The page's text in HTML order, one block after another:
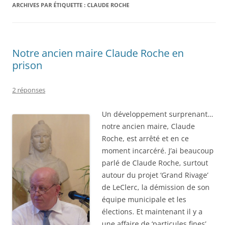
ARCHIVES PAR ÉTIQUETTE : CLAUDE ROCHE
Notre ancien maire Claude Roche en
prison
2 réponses
Un développement surprenant…
notre ancien maire, Claude
Roche, est arrêté et en ce
moment incarcéré. J’ai beaucoup
parlé de Claude Roche, surtout
autour du projet ‘Grand Rivage’
de LeClerc, la démission de son
équipe municipale et les
élections. Et maintenant il y a